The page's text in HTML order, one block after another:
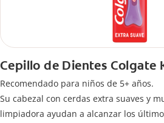
Cepillo de Dientes Colgate
Recomendado para niños de 5+ años.
Su cabezal con cerdas extra suaves y
limpiadora ayudan a alcanzar los